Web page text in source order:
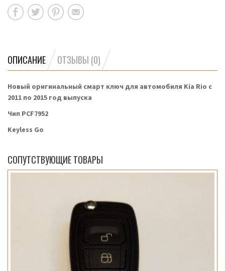
ОПИСАНИЕ ОТЗЫВЫ (0)
Новый оригинальный смарт ключ для автомобиля Kia Rio с
2011 по 2015 год выпуска
Чип PCF7952
Keyless Go
СОПУТСТВУЮЩИЕ ТОВАРЫ